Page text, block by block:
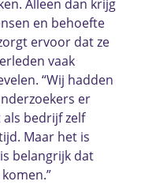
Alleen dan krijg
en behoefte
ervoor dat ze
vaak
“Wij hadden
er
als bedrijf zelf
Maar het is
belangrijk dat